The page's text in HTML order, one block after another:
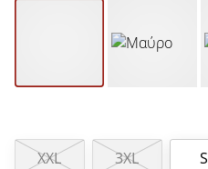
Εμφάνιση
XXL 3XL S